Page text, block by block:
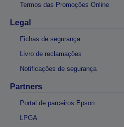
Termos das Promoções Online
Legal
Fichas de segurança
Livro de reclamações
Notificações de segurança
Partners
Portal de parceiros Epson
LPGA